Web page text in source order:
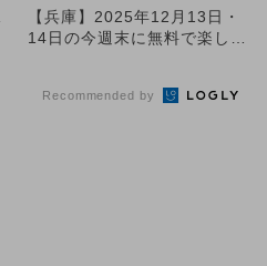
【兵庫】2025年12月13日・
14日の今週末に無料で楽しめ
Recommended by